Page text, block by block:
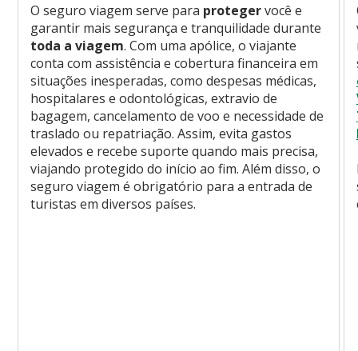
O seguro viagem serve para protegervocê e
garantir mais segurança e tranquilidade durante
toda a viagem. Com uma apólice, o viajante
conta com assistência e cobertura financeira em
situações inesperadas, como despesas médicas,
hospitalares e odontológicas, extravio de
bagagem, cancelamento de voo e necessidade de
traslado ou repatriação. Assim, evita gastos
elevados e recebe suporte quando mais precisa,
viajando protegido do início ao fim. Além disso, o
seguro viagem é obrigatório para a entrada de
turistas em diversos países.